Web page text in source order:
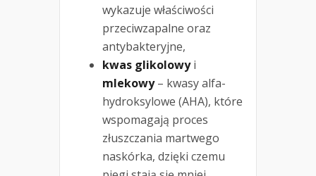
wykazuje właściwości
przeciwzapalne oraz
antybakteryjne,
kwas glikolowyi
mlekowy– kwasy alfa-
hydroksylowe (AHA), które
wspomagają proces
złuszczania martwego
naskórka, dzięki czemu